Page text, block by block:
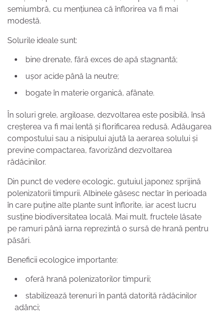
semiumbră, cu mențiunea că înflorirea va fi mai
modestă.
Solurile ideale sunt:
bine drenate, fără exces de apă stagnantă;
ușor acide până la neutre;
bogate în materie organică, afânate.
În soluri grele, argiloase, dezvoltarea este posibilă, însă
creșterea va fi mai lentă și florificarea redusă. Adăugarea
compostului sau a nisipului ajută la aerarea solului și
previne compactarea, favorizând dezvoltarea
rădăcinilor.
Din punct de vedere ecologic, gutuiul japonez sprijină
polenizatorii timpurii. Albinele găsesc nectar în perioada
în care puține alte plante sunt înflorite, iar acest lucru
susține biodiversitatea locală. Mai mult, fructele lăsate
pe ramuri până iarna reprezintă o sursă de hrană pentru
păsări.
Beneficii ecologice importante:
oferă hrană polenizatorilor timpurii;
stabilizează terenuri în pantă datorită rădăcinilor
adânci;